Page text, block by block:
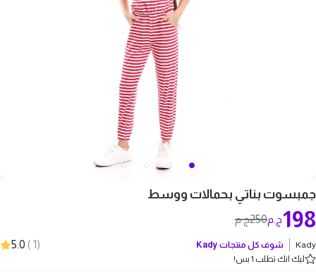
جمبسوت بناتي بحمالات ووسط
250ج.م 198ج.م
Kady شوف كل منتجات Kady
(
1
)
5.0
ليك انك تطلب 1 بس!